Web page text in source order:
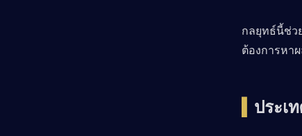
กลยุทธ์นี้ช่ว
ต้องการหา
ประเ